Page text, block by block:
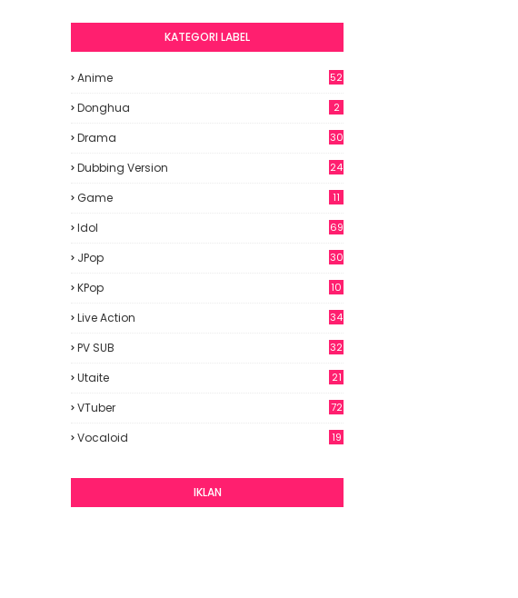
KATEGORI LABEL
Anime
52
Donghua 2
Drama 30
Dubbing Version 24
Game 11
Idol
69
JPop
30
KPop
10
Live Action 34
PV SUB 32
Utaite 21
VTuber 72
Vocaloid 19
IKLAN